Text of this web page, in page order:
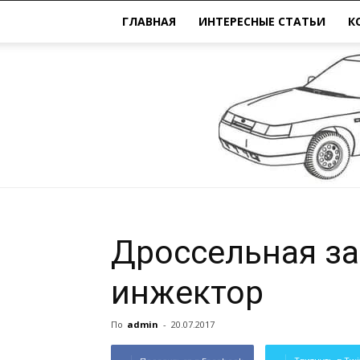
ГЛАВНАЯ ИНТЕРЕСНЫЕ СТАТЬИ
Дроссельная
инжектор
По admin - 20.07.2017